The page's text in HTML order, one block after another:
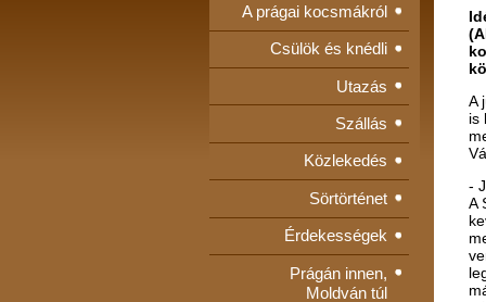
A prágai kocsmákról
Csülök és knédli
Utazás
Szállás
Közlekedés
Sörtörténet
Érdekességek
Prágán innen,
Moldván túl
A
is
-
A